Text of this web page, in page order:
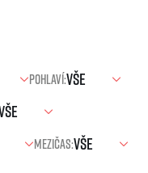
Pohlaví:
Mezičas: